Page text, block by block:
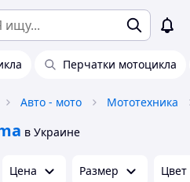
Перчатки мотоцикла
Авто - мото Мототехника
в Украине
Цена Размер Цвет